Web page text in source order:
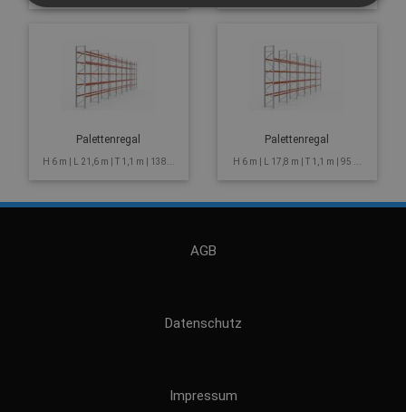
Palettenregal
H 6 m | L 21,6 m | T 1,1 m | 138...
Palettenregal
H 6 m | L 17,8 m | T 1,1 m | 95 ...
AGB
Datenschutz
Impressum